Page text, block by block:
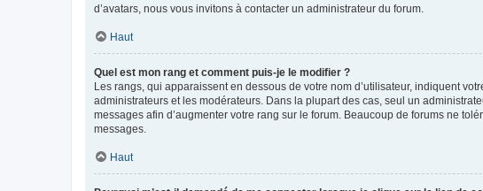
d’avatars, nous vous invitons à contacter un administrateur du forum.
Haut
Quel est mon rang et comment puis-je le modifier ?
Les rangs, qui apparaissent en dessous de votre nom d’utilisateur, indiquent
administrateurs et les modérateurs. Dans la plupart des cas, seul un
messages afin d’augmenter votre rang sur le forum. Beaucoup de forums ne
messages.
Haut